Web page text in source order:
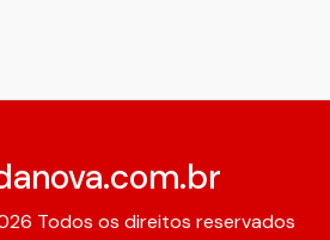
Todos os direitos reservados